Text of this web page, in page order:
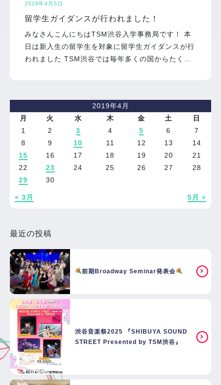
2019年4月5日
留学生ガイダンスが行われました！
みなさんこんにちはTSM渋谷入学事務局です！ 本
日は新入生の留学生を対象に留学生ガイダンスが行
われました TSM渋谷では毎年多くの国からたく…
2019年4月
月
火 水 木 金 土 日
« 3月 5月 »
1 2 3 4 5 6
7
8
9 10 11 12 13
14
15
16 17 18 19 20
21
22
23 24 25 26 27
28
29
30
最近の投稿
前期Broadway Seminar発表会
渋谷音楽祭2025 『SHIBUYA SOUND
STREET Presented by TSM渋谷』